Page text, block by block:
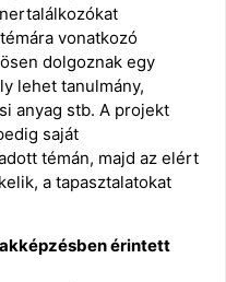
vonatkozó
dolgoznak egy
lehet tanulmány,
anyag stb. A projekt
saját
témán, majd az elért
a tapasztalatokat
érintett